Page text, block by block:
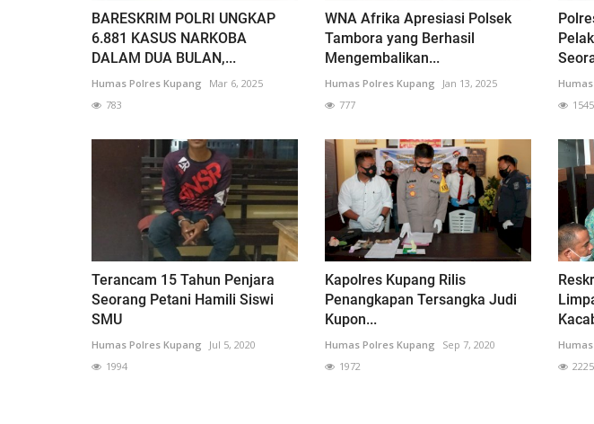
BARESKRIM POLRI UNGKAP
6.881 KASUS NARKOBA
DALAM DUA BULAN,...
Humas Polres Kupang
Mar 6, 2025
783
WNA Afrika Apresiasi Polsek
Tambora yang Berhasil
Mengembalikan...
Humas Polres Kupang
Jan 13, 2025
777
1545
Terancam 15 Tahun Penjara
Seorang Petani Hamili Siswi
SMU
Humas Polres Kupang
Jul 5, 2020
1994
Kapolres Kupang Rilis
Penangkapan Tersangka Judi
Kupon...
Humas Polres Kupang
Sep 7, 2020
1972
2225